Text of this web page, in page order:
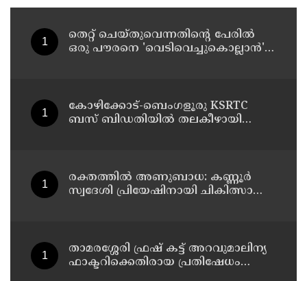
തെറ്റ് ചെയ്തുവെന്നതിന്റെ പേരില്‍
ഒരു പൗരനെ 'വെടിവെച്ചുകൊല്ലാന്‍'
ആയങ്കിയെ പിന്തുണച്ച് ആകാശ്
തില്ലങ്കേരി
കോഴിക്കോട്-ബെംഗളൂരു KSRTC
ബസ് ബിഡതിയിൽ തലകീഴായി
രക്തത്തിൽ അണുബാധ: കണ്ണൂർ
സ്വദേശി പ്രിയേഷിനായി ചികിത്സാ
താമരശ്ശേരി ഫ്രഷ് കട്ട് അറവുമാലിന്യ
ഫാക്ടറിക്കെതിരായ പ്രതിഷേധം